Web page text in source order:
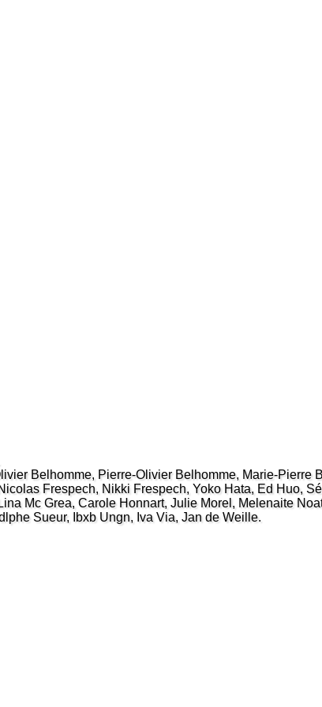
Belhomme, Pierre-Olivier Belhomme, Marie-Pierre
Frespech, Nikki Frespech, Yoko Hata, Ed Huo,
Mc Grea, Carole Honnart, Julie Morel, Melenaite
Sueur, Ibxb Ungn, Iva Via, Jan de Weille.